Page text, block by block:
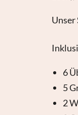
Unser
6
5
2